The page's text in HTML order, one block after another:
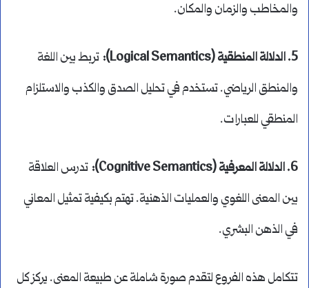
والمخاطب والزمان والمكان.
5. الدلالة المنطقية (Logical Semantics):
تربط بين اللغة
والمنطق الرياضي. تستخدم في تحليل الصدق والكذب والاستلزام
المنطقي للعبارات.
6. الدلالة المعرفية (Cognitive Semantics):
تدرس العلاقة
بين المعنى اللغوي والعمليات الذهنية. تهتم بكيفية تمثيل المعاني
في الذهن البشري.
تتكامل هذه الفروع لتقدم صورة شاملة عن طبيعة المعنى. يركز كل